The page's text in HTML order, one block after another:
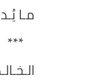
مـا
***